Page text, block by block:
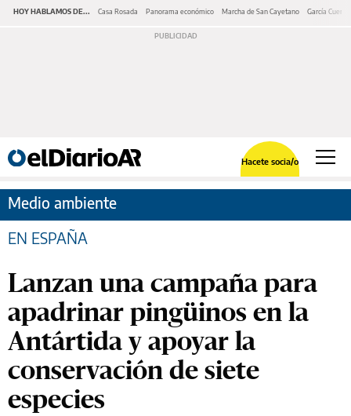
HOY HABLAMOS DE... Casa Rosada Panorama económico Marcha de San Cayetano García Cuerva
Hacete socia/o
Medio ambiente
EN ESPAÑA
Lanzan una campaña para
apadrinar pingüinos en la
Antártida y apoyar la
conservación de siete
especies